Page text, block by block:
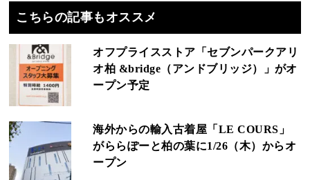
こちらの記事もオススメ
オフプライスストア「セブンパークアリ
オ柏 &bridge（アンドブリッジ）」がオ
ープン予定
海外からの輸入古着屋「LE COURS」
がららぽーと柏の葉に1/26（木）からオ
ープン